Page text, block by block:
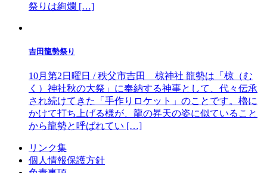
祭りは絢爛 […]
吉田龍勢祭り
10月第2日曜日 / 秩父市吉田 椋神社 龍勢は「椋（む
く）神社秋の大祭」に奉納する神事として、代々伝承
され続けてきた「手作りロケット」のことです。櫓に
かけて打ち上げる様が、龍の昇天の姿に似ていること
から龍勢と呼ばれてい […]
リンク集
個人情報保護方針